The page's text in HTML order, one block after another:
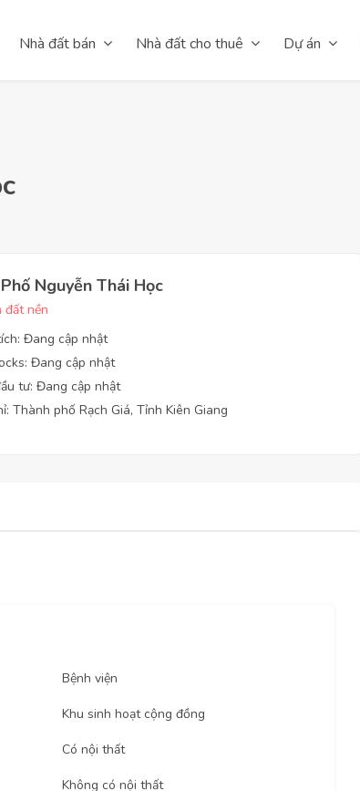
Nhà đất bán Nhà đất cho thuê Dự án
Nguyễn Thái Học
đất nền
Đang cập nhật
Đang cập nhật
tư: Đang cập nhật
Thành phố Rạch Giá, Tỉnh Kiên Giang
Bệnh viện
Khu sinh hoạt cộng đồng
Có nội thất
Không có nội thất